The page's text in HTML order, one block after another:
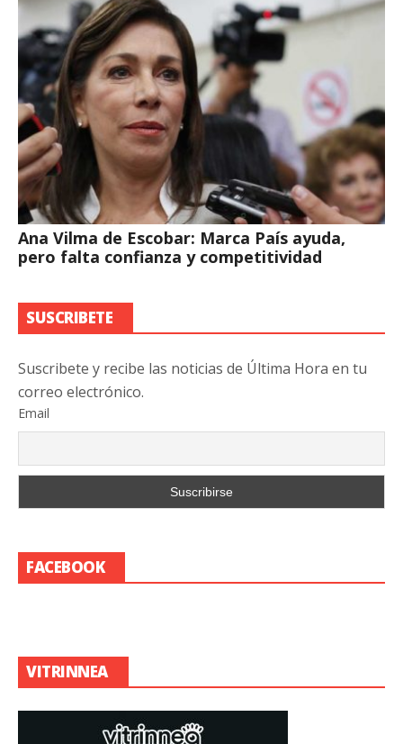
Ana Vilma de Escobar: Marca País ayuda,
pero falta confianza y competitividad
SUSCRIBETE
Suscribete y recibe las noticias de Última Hora en tu
correo electrónico.
Email
FACEBOOK
VITRINNEA